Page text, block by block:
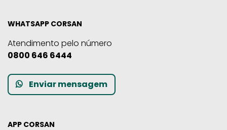
WHATSAPP CORSAN
Atendimento pelo número
0800 646 6444
Enviar mensagem
APP CORSAN